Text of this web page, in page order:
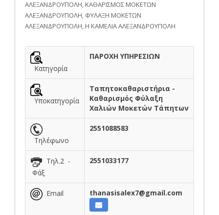
ΑΛΕΞΑΝΔΡΟΥΠΟΛΗ, ΚΑΘΑΡΙΣΜΟΣ ΜΟΚΕΤΩΝ
ΑΛΕΞΑΝΔΡΟΥΠΟΛΗ, ΦΥΛΑΞΗ ΜΟΚΕΤΩΝ
ΑΛΕΞΑΝΔΡΟΥΠΟΛΗ, Η ΚΑΜΕΛΙΑ ΑΛΕΞΑΝΔΡΟΥΠΟΛΗ
Κατηγορία
ΠΑΡΟΧΗ ΥΠΗΡΕΣΙΩΝ
Υποκατηγορία
Ταπητοκαθαριστήρια -
Καθαρισμός Φύλαξη
Χαλιών Μοκετών Τάπητων
Τηλέφωνο
2551088583
Τηλ.2 -
Φάξ
2551033177
Email thanasisalex7@gmail.com